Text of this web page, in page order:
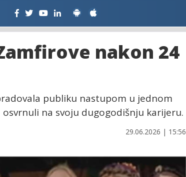
nakon 24
publiku nastupom u jednom
na svoju dugogodišnju karijeru.
29.06.2026 | 15:56